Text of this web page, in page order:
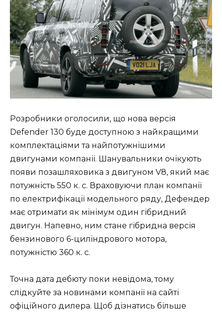
Розробники оголосили, що нова версія
Defender 130 буде доступною з найкращими
комплектаціями та найпотужнішими
двигунами компанії. Шанувальники очікують
появи позашляховика з двигуном V8, який має
потужність 550 к. с. Враховуючи план компанії
по електрифікації модельного ряду, Дефендер
має отримати як мінімум один гібридний
двигун. Напевно, ним стане гібридна версія
бензинового 6-циліндрового мотора,
потужністю 360 к. с.
Точна дата дебюту поки невідома, тому
слідкуйте за новинами компанії на сайті
офіційного дилера. Щоб дізнатись більше